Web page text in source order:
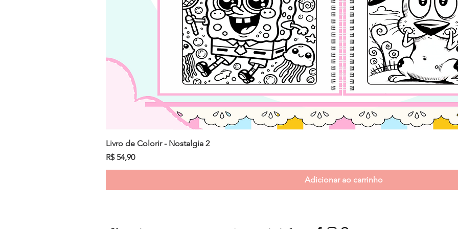
Livro de Colorir - Nostalgia 2
Preço
R$ 54,90
Adicionar ao carrinho